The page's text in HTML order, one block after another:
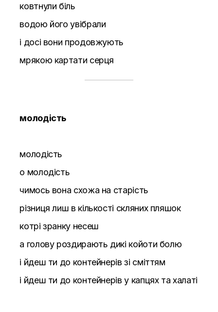
ковтнули біль
водою його увібрали
і досі вони продовжують
мрякою картати серця
молодість
молодість
о молодість
чимось вона схожа на старість
різниця лиш в кількості скляних пляшок
котрі зранку несеш
а голову роздирають дикі койоти болю
і йдеш ти до контейнерів зі сміттям
і йдеш ти до контейнерів у капцях та халаті